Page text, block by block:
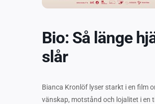
Bio: Så länge
slår
Bianca Kronlöf lyser starkt i en film
vänskap, motstånd och lojalitet i en